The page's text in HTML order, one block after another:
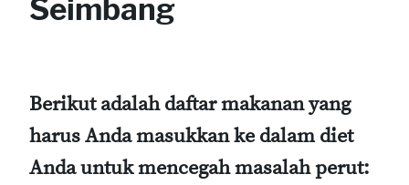
Seimbang
Berikut adalah daftar makanan yang
harus Anda masukkan ke dalam diet
Anda untuk mencegah masalah perut: